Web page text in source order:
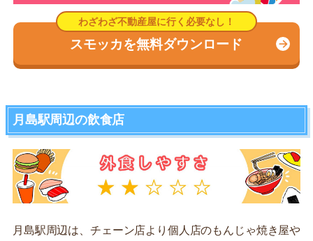
スモッカを無料ダウンロード
月島駅周辺の飲食店
月島駅周辺は、チェーン店より個人店のもんじゃ焼き屋や